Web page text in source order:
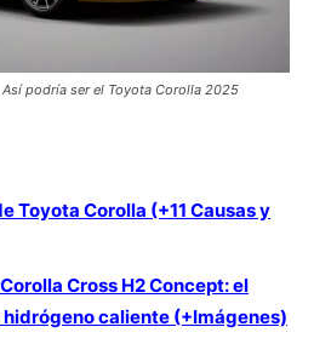
podría ser el Toyota Corolla 2025
Toyota Corolla (+11 Causas y
Cross H2 Concept: el
caliente (+Imágenes)